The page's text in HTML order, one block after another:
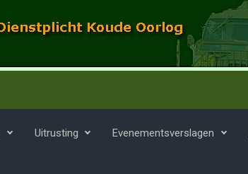
Uitrusting Evenementsverslagen